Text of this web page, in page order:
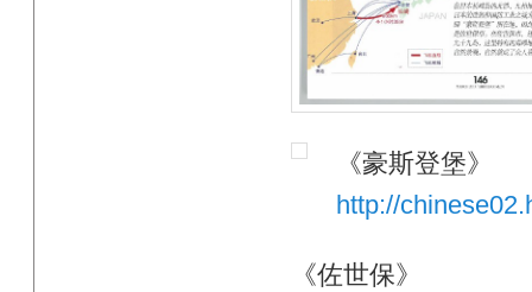
《豪斯登堡》
http://
《佐世保》